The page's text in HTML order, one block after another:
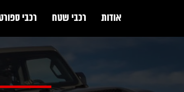
אודות רכבי שטח רכבי